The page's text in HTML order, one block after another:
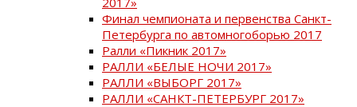
Финал чемпионата и первенства Санкт-
Петербурга по автомногоборью 2017
Ралли «Пикник 2017»
РАЛЛИ «БЕЛЫЕ НОЧИ 2017»
РАЛЛИ «ВЫБОРГ 2017»
РАЛЛИ «САНКТ-ПЕТЕРБУРГ 2017»